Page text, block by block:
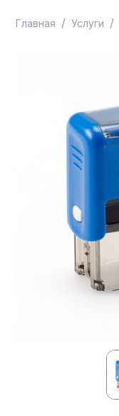
Главная / Услуги /